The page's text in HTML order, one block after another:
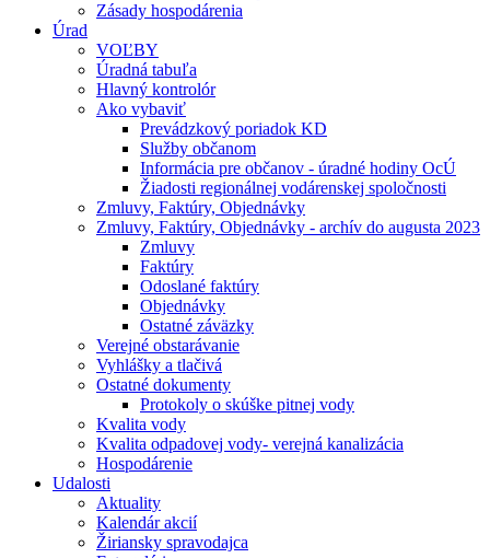
Zásady hospodárenia
Úrad
VOĽBY
Úradná tabuľa
Hlavný kontrolór
Ako vybaviť
Prevádzkový poriadok KD
Služby občanom
Informácia pre občanov - úradné hodiny OcÚ
Žiadosti regionálnej vodárenskej spoločnosti
Zmluvy, Faktúry, Objednávky
Zmluvy, Faktúry, Objednávky - archív do augusta 2023
Zmluvy
Faktúry
Odoslané faktúry
Objednávky
Ostatné záväzky
Verejné obstarávanie
Vyhlášky a tlačivá
Ostatné dokumenty
Protokoly o skúške pitnej vody
Kvalita vody
Kvalita odpadovej vody- verejná kanalizácia
Hospodárenie
Udalosti
Aktuality
Kalendár akcií
Žiriansky spravodajca